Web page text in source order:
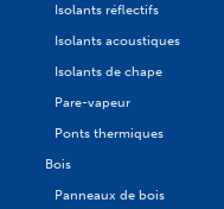
Isolants réflectifs
Isolants acoustiques
Isolants de chape
Pare-vapeur
Ponts thermiques
Bois
Panneaux de bois